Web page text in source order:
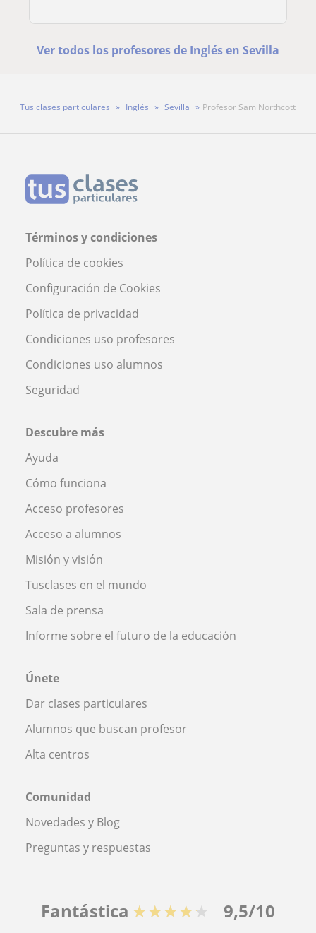
Ver todos los profesores de Inglés en Sevilla
Tus clases particulares Inglés Sevilla Profesor Sam Northcott
Términos y condiciones
Política de cookies
Configuración de Cookies
Política de privacidad
Condiciones uso profesores
Condiciones uso alumnos
Seguridad
Descubre más
Ayuda
Cómo funciona
Acceso profesores
Acceso a alumnos
Misión y visión
Tusclases en el mundo
Sala de prensa
Informe sobre el futuro de la educación
Únete
Dar clases particulares
Alumnos que buscan profesor
Alta centros
Comunidad
Novedades y Blog
Preguntas y respuestas
Fantástica ★★★★★ 9,5/10